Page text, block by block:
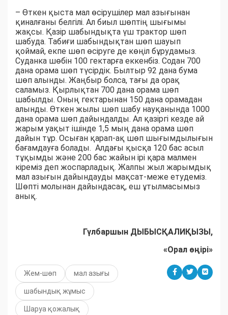
– Өткен қыста мал өсірушілер мал азығынан
қиналғаны белгілі. Ал биыл шөптің шығымы
жақсы. Қазір шабындықта үш трактор шөп
шабуда. Табиғи шабындықтан шөп шауып
қоймай, екпе шөп өсіруге де көңіл бұрудамыз.
Суданка шөбін 100 гектарға еккенбіз. Содан 700
дана орама шөп түсірдік. Былтыр 92 дана бума
шөп алынды. Жаңбыр болса, тағы да орақ
саламыз. Қырлықтан 700 дана орама шөп
шабылды. Оның гектарынан 150 дана орамадан
алынды. Өткен жылы шөп шабу науқанында 1000
дана орама шөп дайындалды. Ал қазіргі кезде ай
жарым уақыт ішінде 1,5 мың дана орама шөп
дайын тұр. Осыған қарап-ақ шөп шығымдылығын
бағамдауға болады. Алдағы қысқа 120 бас асыл
тұқымды және 200 бас жайын ірі қара малмен
кіреміз деп жоспарладық. Жалпы жыл жарымдық
мал азығын дайындауды мақсат-меже етудеміз.
Шөпті молынан дайындасақ, еш ұтылмасымыз
анық.
Гүлбаршын ДЫБЫСҚАЛИҚЫЗЫ,
«Орал өңірі»
Жем-шөп мал азығы
шабындық жұмыс
Шаруа қожалық